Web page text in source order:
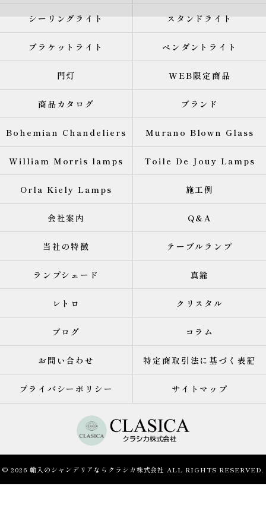
シーリングライト スタンドライト
ブラケットライト ペンダントライト
門灯 WEB限定商品
商品カタログ ブランド
Bohemian Chandeliers Murano Blown Glass
William Morris lamps Toile De Jouy Lamps
Orla Kiely Lamps 施工例
会社案内 Q&A
当社の特徴 テーブルランプ
ランプシェード 真鍮
レトロ クリスタル
ブログ コラム
お問い合わせ 特定商取引法に基づく表記
プライバシーポリシー サイトマップ
© 2026 輸入のシャンデリアならクラシカ株式会社 ALL RIGHTS RESERVED.